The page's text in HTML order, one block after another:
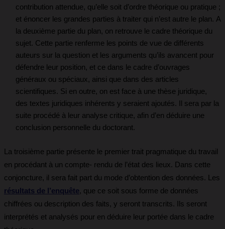
contribution attendue, qu’elle soit d’ordre théorique ou pratique ;
et énoncer les grandes parties à traiter qui n’est autre le plan. A
la deuxième partie du plan, on retrouve le cadre théorique du
sujet. Cette partie renferme les points de vue de différents
auteurs sur la question et les arguments qu’ils avancent pour
défendre leur position, et ce dans le cadre d’ouvrages
généraux ou spéciaux, ainsi que dans des articles
scientifiques. Si en outre, on est face à une thèse juridique,
des textes juridiques inhérents y seraient ajoutés. Il sera par la
suite procédé à leur analyse critique, afin d’en déduire une
conclusion personnelle du doctorant.
La troisième partie présente le premier trait pragmatique du travail
en procédant à un compte- rendu de l’état des lieux. Dans cette
conjoncture, il sera fait part du mode d’obtention des données. Les
résultats de l’enquête, que ce soit sous forme de données
chiffrées ou description des faits, y seront transcrits. Ils seront
interprétés et analysés pour en déduire leur portée dans le cadre